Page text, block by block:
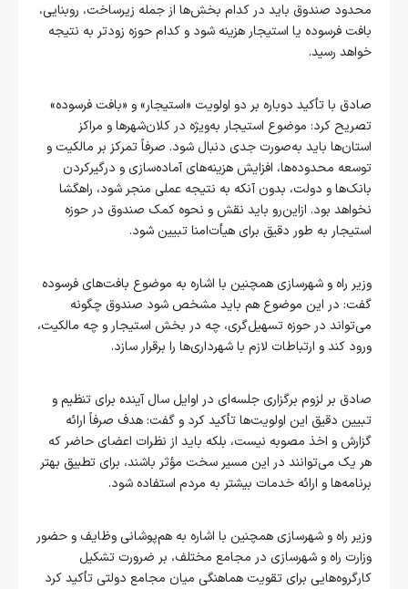
محدود صندوق باید در کدام بخش‌ها از جمله زیرساخت، روبنایی،
بافت فرسوده یا استیجار هزینه شود و کدام حوزه زودتر به نتیجه
خواهد رسید.
صادق با تأکید دوباره بر دو اولویت «استیجار» و «بافت فرسوده»
تصریح کرد: موضوع استیجار به‌ویژه در کلان‌شهرها و مراکز
استان‌ها باید به‌صورت جدی دنبال شود. صرفاً تمرکز بر مالکیت و
توسعه محدوده‌ها، افزایش هزینه‌های آماده‌سازی و درگیرکردن
بانک‌ها و دولت، بدون آنکه به نتیجه عملی منجر شود، راهگشا
نخواهد بود. ازاین‌رو باید نقش و نحوه کمک صندوق در حوزه
استیجار به طور دقیق برای هیأت‌امنا تبیین شود.
وزیر راه و شهرسازی همچنین با اشاره به موضوع بافت‌های فرسوده
گفت: در این موضوع هم باید مشخص شود صندوق چگونه
می‌تواند در حوزه تسهیل‌گری، چه در بخش استیجار و چه مالکیت،
ورود کند و ارتباطات لازم با شهرداری‌ها را برقرار سازد.
صادق بر لزوم برگزاری جلسه‌ای در اوایل سال آینده برای تنظیم و
تبیین دقیق این اولویت‌ها تأکید کرد و گفت: هدف صرفاً ارائه
گزارش و اخذ مصوبه نیست، بلکه باید از نظرات اعضای حاضر که
هر یک می‌توانند در این مسیر سخت مؤثر باشند، برای تطبیق بهتر
برنامه‌ها و ارائه خدمات بیشتر به مردم استفاده شود.
وزیر راه و شهرسازی همچنین با اشاره به هم‌پوشانی وظایف و حضور
وزارت راه و شهرسازی در مجامع مختلف، بر ضرورت تشکیل
کارگروه‌هایی برای تقویت هماهنگی میان مجامع دولتی تأکید کرد